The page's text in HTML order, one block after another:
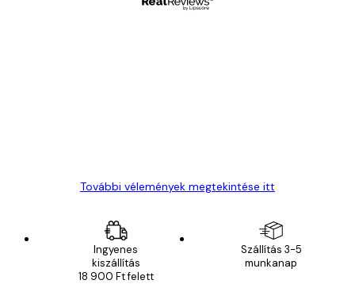
További vélemények megtekintése itt
Ingyenes
kiszállítás
18 900 Ft felett
Szállítás 3-5
munkanap